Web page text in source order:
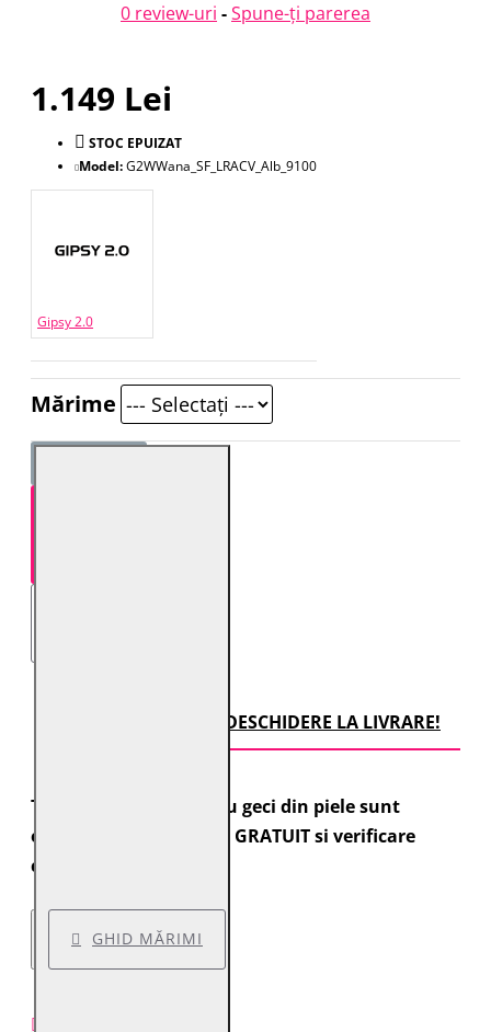
0 review-uri -Spune-ţi parerea
1.149 Lei
STOC EPUIZAT
Model:G2WWana_SF_LRACV_Alb_9100
Gipsy 2.0
Mărime
TRANSPORT CU DESCHIDERE LA LIVRARE!
Toate comenzile pentru geci din piele sunt
expediate cu transport GRATUIT si verificare
colet.
GHID MĂRIMI